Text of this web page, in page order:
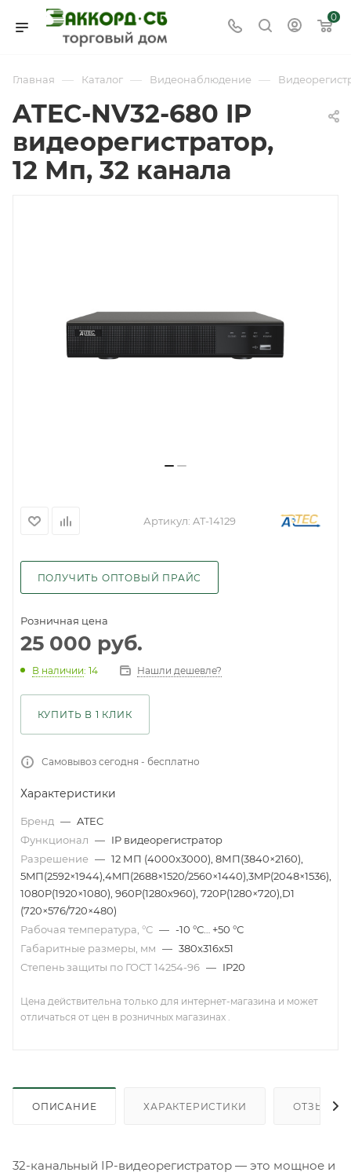
0
Главная — Каталог — Видеонаблюдение —
ATEC-NV32-680 IP
видеорегистратор,
12 Мп, 32 канала
Артикул: AT-14129
ПОЛУЧИТЬ ОПТОВЫЙ ПРАЙС
Розничная цена
25 000 руб.
В наличии: 14 Нашли дешевле?
КУПИТЬ В 1 КЛИК
Самовывоз сегодня - бесплатно
Характеристики
Бренд — ATEC
Функционал — IP видеорегистратор
Разрешение — 12 МП (4000х3000), 8МП(3840×2160),
5MП(2592×1944),4MП(2688×1520/2560×1440),3MP(2048×1536),
1080P(1920×1080), 960P(1280x960), 720P(1280×720),D1
(720×576/720×480)
Рабочая температура, °С — -10 °С… +50 °С
Габаритные размеры, мм — 380x316x51
Степень защиты по ГОСТ 14254-96 — IP20
Цена действительна только для интернет-магазина и может
отличаться от цен в розничных магазинах .
ОПИСАНИЕ ХАРАКТЕРИСТИКИ ОТЗЫВЫ
32-канальный IP-видеорегистратор — это мощное и